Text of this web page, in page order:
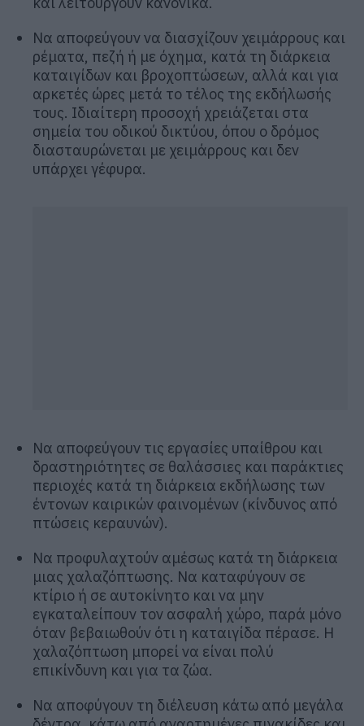
Να αποφεύγουν να διασχίζουν χειμάρρους και
ρέματα, πεζή ή με όχημα, κατά τη διάρκεια
καταιγίδων και βροχοπτώσεων, αλλά και για
αρκετές ώρες μετά το τέλος της εκδήλωσής
τους. Ιδιαίτερη προσοχή χρειάζεται στα
σημεία του οδικού δικτύου, όπου ο δρόμος
διασταυρώνεται με χειμάρρους και δεν
υπάρχει γέφυρα.
Να αποφεύγουν τις εργασίες υπαίθρου και
δραστηριότητες σε θαλάσσιες και παράκτιες
περιοχές κατά τη διάρκεια εκδήλωσης των
έντονων καιρικών φαινομένων (κίνδυνος από
πτώσεις κεραυνών).
Να προφυλαχτούν αμέσως κατά τη διάρκεια
μιας χαλαζόπτωσης. Να καταφύγουν σε
κτίριο ή σε αυτοκίνητο και να μην
εγκαταλείπουν τον ασφαλή χώρο, παρά μόνο
όταν βεβαιωθούν ότι η καταιγίδα πέρασε. Η
χαλαζόπτωση μπορεί να είναι πολύ
επικίνδυνη και για τα ζώα.
Να αποφύγουν τη διέλευση κάτω από μεγάλα